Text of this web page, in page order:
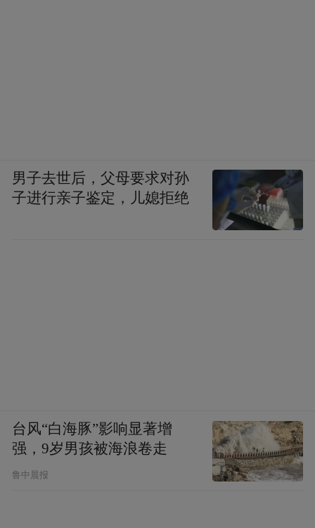
男子去世后，父母要求对孙
子进行亲子鉴定，儿媳拒绝
台风“白海豚”影响显著增
强，9岁男孩被海浪卷走
鲁中晨报